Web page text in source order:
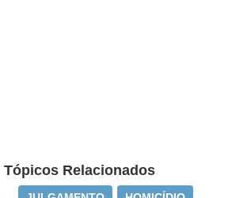
Tópicos Relacionados